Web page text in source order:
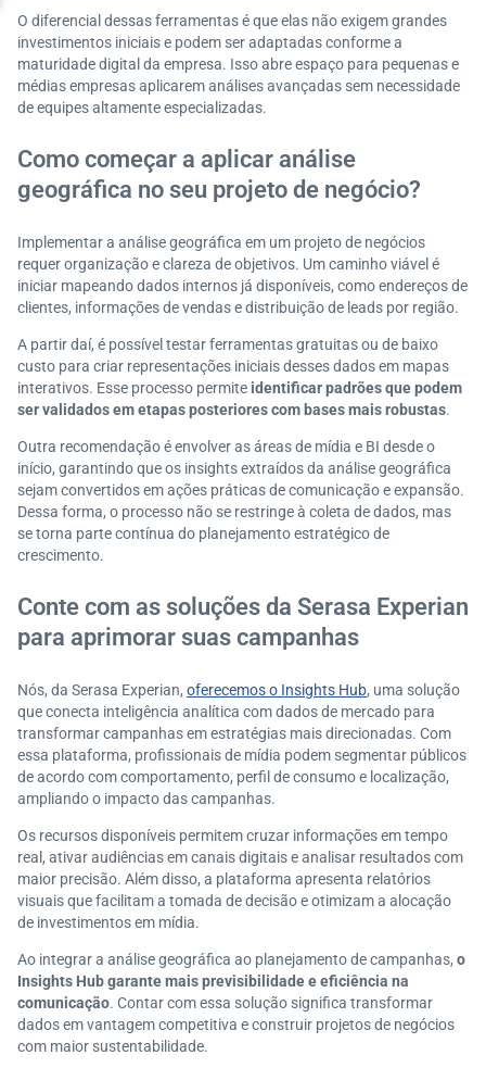
O diferencial dessas ferramentas é que elas não exigem grandes
investimentos iniciais e podem ser adaptadas conforme a
maturidade digital da empresa. Isso abre espaço para pequenas e
médias empresas aplicarem análises avançadas sem necessidade
de equipes altamente especializadas.
Como começar a aplicar análise
geográfica no seu projeto de negócio?
Implementar a análise geográfica em um projeto de negócios
requer organização e clareza de objetivos. Um caminho viável é
iniciar mapeando dados internos já disponíveis, como endereços de
clientes, informações de vendas e distribuição de leads por região.
A partir daí, é possível testar ferramentas gratuitas ou de baixo
custo para criar representações iniciais desses dados em mapas
interativos. Esse processo permite identificar padrões que podem
ser validados em etapas posteriores com bases mais robustas.
Outra recomendação é envolver as áreas de mídia e BI desde o
início, garantindo que os insights extraídos da análise geográfica
sejam convertidos em ações práticas de comunicação e expansão.
Dessa forma, o processo não se restringe à coleta de dados, mas
se torna parte contínua do planejamento estratégico de
crescimento.
Conte com as soluções da Serasa Experian
para aprimorar suas campanhas
Nós, da Serasa Experian, oferecemos o Insights Hub, uma solução
que conecta inteligência analítica com dados de mercado para
transformar campanhas em estratégias mais direcionadas. Com
essa plataforma, profissionais de mídia podem segmentar públicos
de acordo com comportamento, perfil de consumo e localização,
ampliando o impacto das campanhas.
Os recursos disponíveis permitem cruzar informações em tempo
real, ativar audiências em canais digitais e analisar resultados com
maior precisão. Além disso, a plataforma apresenta relatórios
visuais que facilitam a tomada de decisão e otimizam a alocação
de investimentos em mídia.
Ao integrar a análise geográfica ao planejamento de campanhas, o
Insights Hub garante mais previsibilidade e eficiência na
comunicação. Contar com essa solução significa transformar
dados em vantagem competitiva e construir projetos de negócios
com maior sustentabilidade.